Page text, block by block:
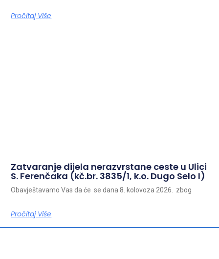
Pročitaj Više
Zatvaranje dijela nerazvrstane ceste u Ulici
S. Ferenčaka (kč.br. 3835/1, k.o. Dugo Selo I)
Obavještavamo Vas da će se dana 8. kolovoza 2026. zbog
Pročitaj Više